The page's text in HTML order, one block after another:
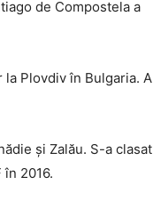
de Compostela a
Plovdiv în Bulgaria. A
și Zalău. S-a clasat
2016.